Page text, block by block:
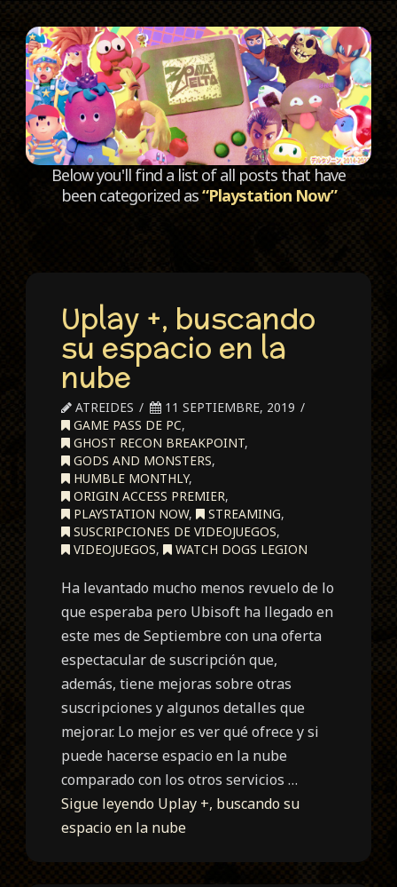
Below you'll find a list of all posts that have
been categorized as“Playstation Now”
Uplay +, buscando
su espacio en la
nube
ATREIDES
11 SEPTIEMBRE, 2019
GAME PASS DE PC,
GHOST RECON BREAKPOINT,
GODS AND MONSTERS,
HUMBLE MONTHLY,
ORIGIN ACCESS PREMIER,
PLAYSTATION NOW, STREAMING,
SUSCRIPCIONES DE VIDEOJUEGOS,
VIDEOJUEGOS, WATCH DOGS LEGION
Ha levantado mucho menos revuelo de lo
que esperaba pero Ubisoft ha llegado en
este mes de Septiembre con una oferta
espectacular de suscripción que,
además, tiene mejoras sobre otras
suscripciones y algunos detalles que
mejorar. Lo mejor es ver qué ofrece y si
puede hacerse espacio en la nube
comparado con los otros servicios …
Sigue leyendo Uplay +, buscando su
espacio en la nube